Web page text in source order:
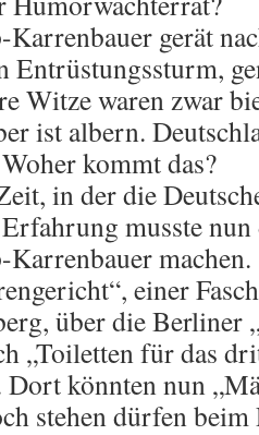
gerät
Entrüstungssturm,
Witze waren zwar
ist albern.
kommt das?
in der die
musste
einer
über die Berliner
„Toiletten für das
Dort könnten nun
stehen dürfen